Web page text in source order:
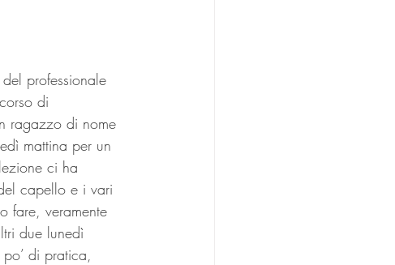
professionale
di
ragazzo di nome
mattina per un
ci ha
capello e i vari
fare, veramente
due lunedì
di pratica,